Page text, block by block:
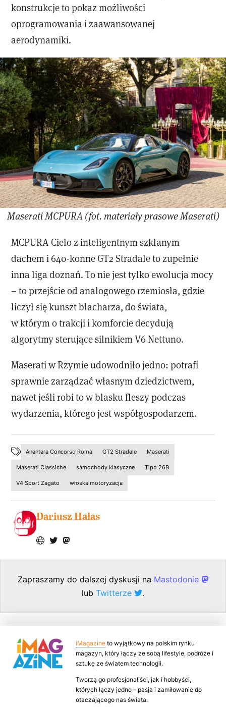
konstrukcje to pokaz możliwości
oprogramowania i zaawansowanej
aerodynamiki.
Maserati MCPURA (fot. materiały prasowe Maserati)
MCPURA Cielo z inteligentnym szklanym
dachem i 640-konne GT2 Stradale to zupełnie
inna liga doznań. To nie jest tylko ewolucja mocy
– to przejście od analogowego rzemiosła, gdzie
liczył się kunszt blacharza, do świata,
w którym o trakcji i komforcie decydują
algorytmy sterujące silnikiem V6 Nettuno.
Maserati w Rzymie udowodniło jedno: potrafi
sprawnie zarządzać własnym dziedzictwem,
nawet jeśli robi to w blasku fleszy podczas
wydarzenia, którego jest współgospodarzem.
Anantara Concorso Roma GT2 Stradale Maserati
Maserati Classiche samochody klasyczne Tipo 26B
V4 Sport Zagato włoska motoryzacja
Dariusz Hałas
Zapraszamy do dalszej dyskusji na Mastodonie
lub Twitterze .
iMagazine to wyjątkowy na polskim rynku
magazyn, który łączy ze sobą lifestyle, podróże i
sztukę ze światem technologii.
Tworzą go profesjonaliści, jak i hobbyści,
których łączy jedno – pasja i zamiłowanie do
otaczającego nas świata.